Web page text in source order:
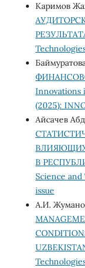
Каримов
Innovations
(2025):
Айсачев
ВЛИЯЮЩИХ
В
Science and
issue
А.И.